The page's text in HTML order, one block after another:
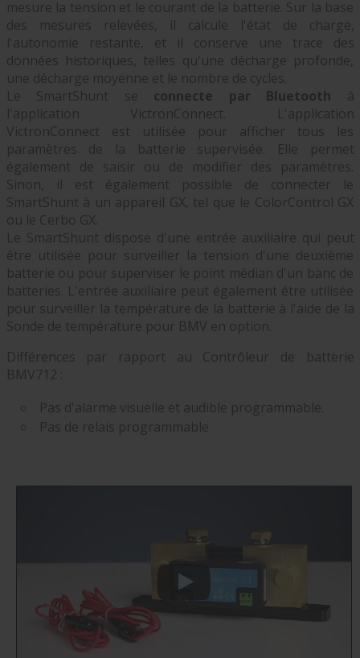
mesure la tension et le courant de la batterie. Sur la base
des mesures relevées, il calcule l'état de charge,
l'autonomie restante, et il conserve une trace des
données historiques, telles qu'une décharge profonde,
une décharge moyenne et le nombre de cycles.
Le SmartShunt se connecte par Bluetooth à
l'application VictronConnect. L'application
VictronConnect est utilisée pour afficher tous les
paramètres de la batterie supervisée. Elle permet
également de saisir ou de modifier des paramètres.
Sinon, il est également possible de connecter le
SmartShunt à un appareil GX, tel que le ColorControl GX
ou le Cerbo GX.
Le SmartShunt dispose d'une entrée auxiliaire qui peut
être utilisée pour surveiller la tension d'une deuxième
batterie ou pour superviser le point médian d'un banc de
batteries. L'entrée auxiliaire peut également être utilisée
pour surveiller la température de la batterie à l'aide de la
Sonde de température pour BMV en option.
Différences par rapport au Contrôleur de batterie
BMV712 :
Pas d'alarme visuelle et audible programmable.
Pas de relais programmable